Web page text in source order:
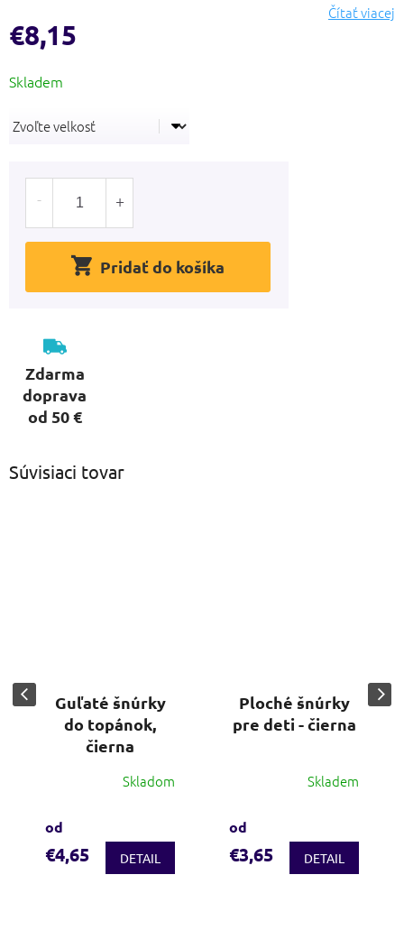
Čítať viacej
€8,15
cena:
Pridať do košíka
Zdarma
doprava
od 50 €
Súvisiaci tovar
Guľaté šnúrky
do topánok,
čierna
Skladom
od
€4,65 DETAIL
Ploché šnúrky
pre deti - čierna
Skladem
od
€3,65 DETAIL